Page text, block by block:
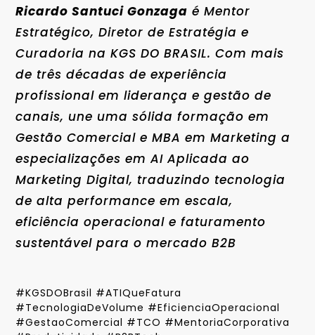
Ricardo Santuci Gonzaga é Mentor
Estratégico, Diretor de Estratégia e
Curadoria na KGS DO BRASIL. Com mais
de três décadas de experiência
profissional em liderança e gestão de
canais, une uma sólida formação em
Gestão Comercial e MBA em Marketing a
especializações em AI Aplicada ao
Marketing Digital, traduzindo tecnologia
de alta performance em escala,
eficiência operacional e faturamento
sustentável para o mercado B2B
#KGSDOBrasil #ATIQueFatura
#TecnologiaDeVolume #EficienciaOperacional
#GestaoComercial #TCO #MentoriaCorporativa